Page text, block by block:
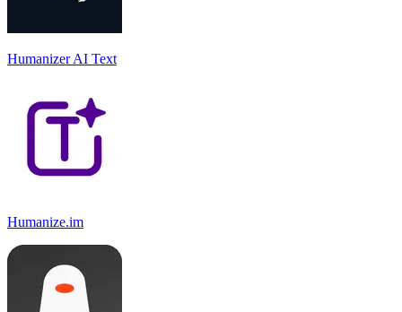
Humanizer AI Text
Humanize.im